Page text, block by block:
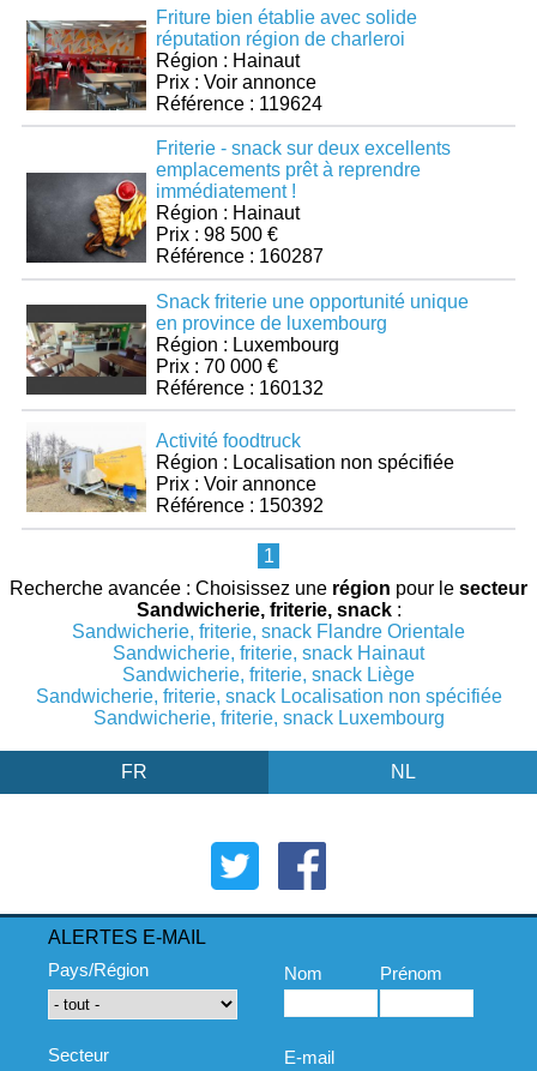
Friture bien établie avec solide
réputation région de charleroi
Région : Hainaut
Prix : Voir annonce
Référence : 119624
Friterie - snack sur deux excellents
emplacements prêt à reprendre
immédiatement !
Région : Hainaut
Prix : 98 500 €
Référence : 160287
Snack friterie une opportunité unique
en province de luxembourg
Région : Luxembourg
Prix : 70 000 €
Référence : 160132
Activité foodtruck
Région : Localisation non spécifiée
Prix : Voir annonce
Référence : 150392
1
Recherche avancée : Choisissez une région pour le secteur
Sandwicherie, friterie, snack:
Sandwicherie, friterie, snack Flandre Orientale
Sandwicherie, friterie, snack Hainaut
Sandwicherie, friterie, snack Liège
Sandwicherie, friterie, snack Localisation non spécifiée
Sandwicherie, friterie, snack Luxembourg
FR NL
ALERTES E-MAIL
Pays/Région
Secteur
Nom Prénom
E-mail